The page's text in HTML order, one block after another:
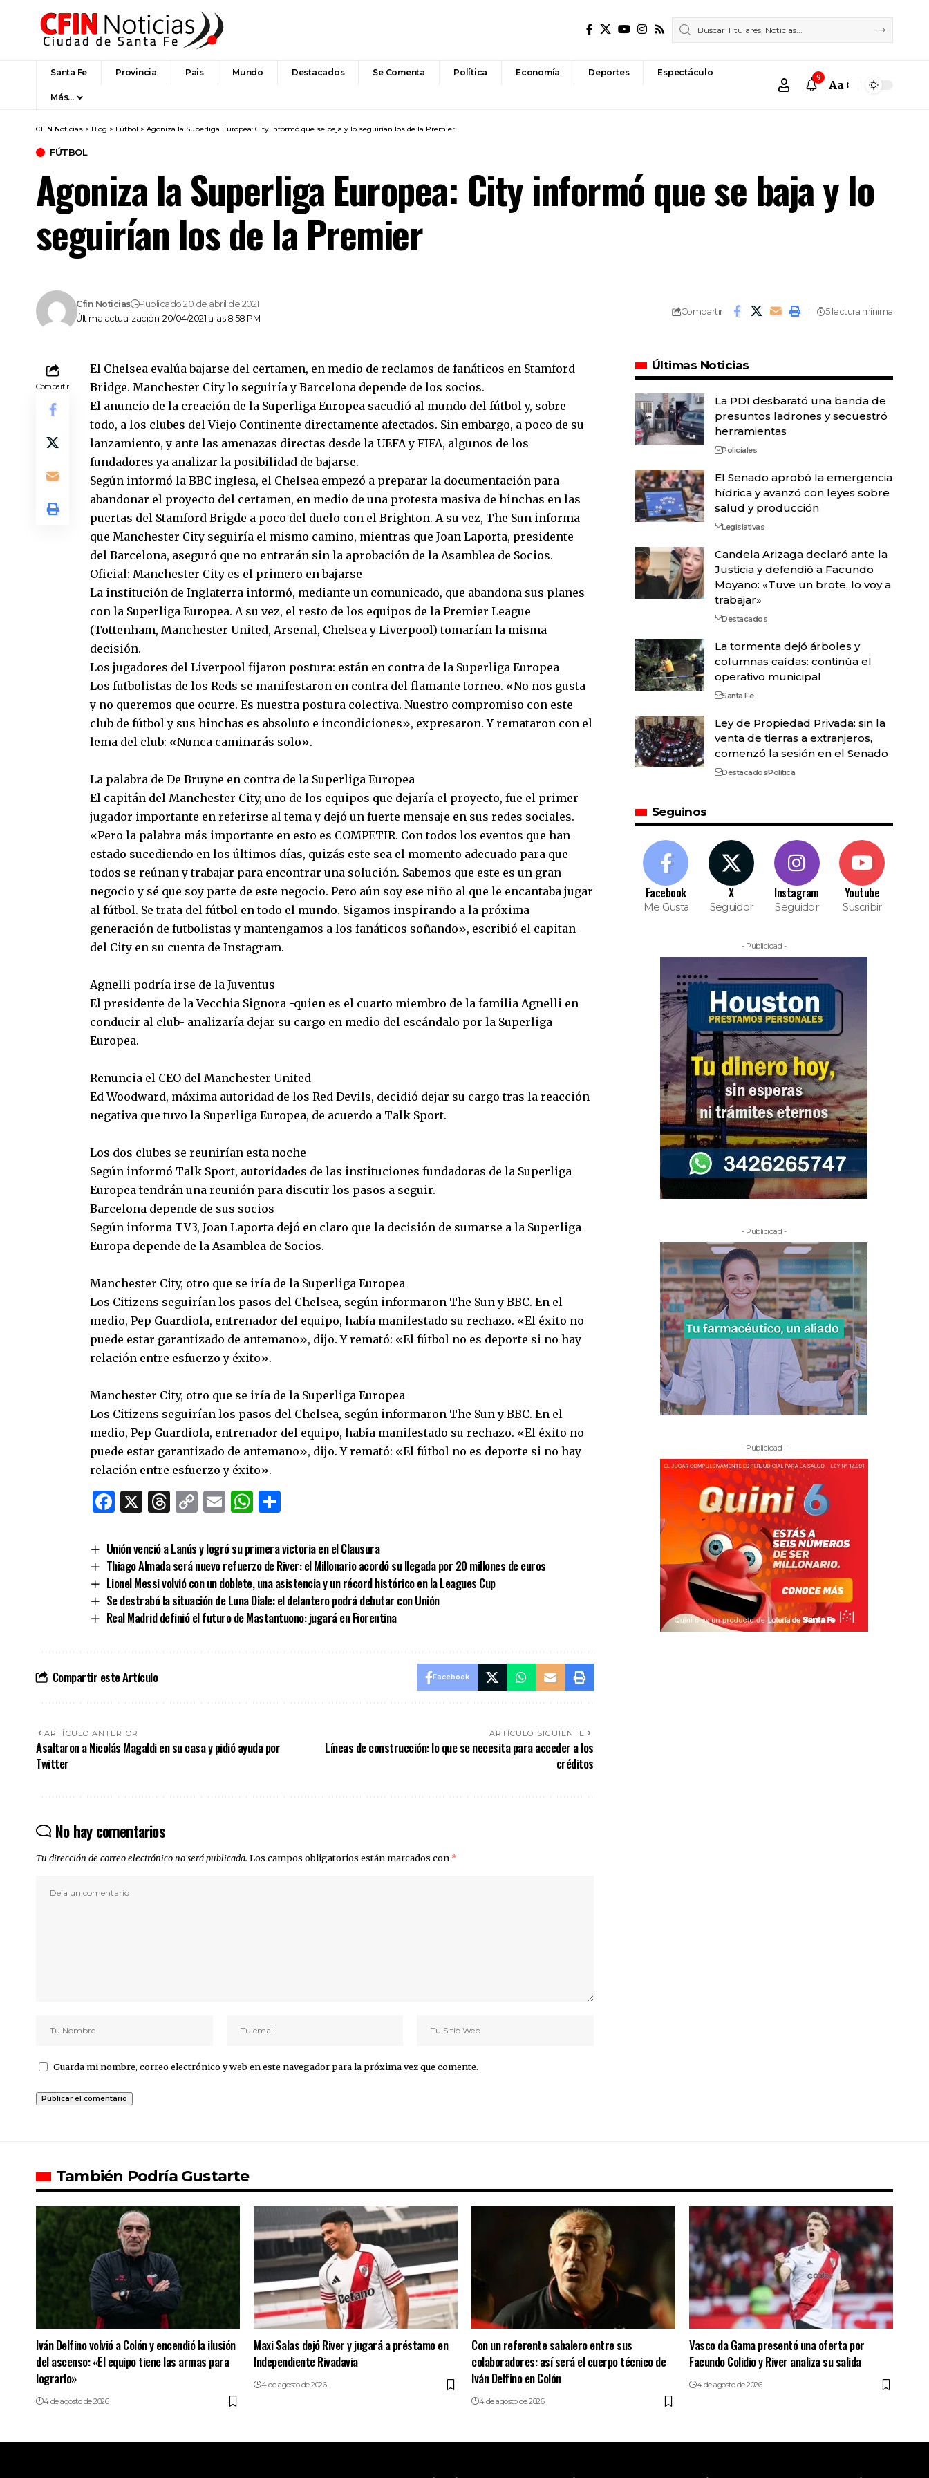
Santa Fe Provincia Pais Mundo Destacados Se Comenta Política Economía Deportes Espectáculo
Más…
9
Font
Aa
CFIN Noticias > Blog > Fútbol > Agoniza la Superliga Europea: City informó que se baja y lo seguirían los de la Premier
FÚTBOL
Agoniza la Superliga Europea: City informó que se baja y lo
seguirían los de la Premier
Última actualización: 20/04/2021 a las 8:58 PM
Cfin Noticias Publicado 20 de abril de 2021
Compartir 5 lectura mínima
Compartir
El Chelsea evalúa bajarse del certamen, en medio de reclamos de fanáticos en Stamford
Bridge. Manchester City lo seguiría y Barcelona depende de los socios.
El anuncio de la creación de la Superliga Europea sacudió al mundo del fútbol y, sobre
todo, a los clubes del Viejo Continente directamente afectados. Sin embargo, a poco de su
lanzamiento, y ante las amenazas directas desde la UEFA y FIFA, algunos de los
fundadores ya analizar la posibilidad de bajarse.
Según informó la BBC inglesa, el Chelsea empezó a preparar la documentación para
abandonar el proyecto del certamen, en medio de una protesta masiva de hinchas en las
puertas del Stamford Brigde a poco del duelo con el Brighton. A su vez, The Sun informa
que Manchester City seguiría el mismo camino, mientras que Joan Laporta, presidente
del Barcelona, aseguró que no entrarán sin la aprobación de la Asamblea de Socios.
Oficial: Manchester City es el primero en bajarse
La institución de Inglaterra informó, mediante un comunicado, que abandona sus planes
con la Superliga Europea. A su vez, el resto de los equipos de la Premier League
(Tottenham, Manchester United, Arsenal, Chelsea y Liverpool) tomarían la misma
decisión.
Los jugadores del Liverpool fijaron postura: están en contra de la Superliga Europea
Los futbolistas de los Reds se manifestaron en contra del flamante torneo. «No nos gusta
y no queremos que ocurre. Es nuestra postura colectiva. Nuestro compromiso con este
club de fútbol y sus hinchas es absoluto e incondiciones», expresaron. Y remataron con el
lema del club: «Nunca caminarás solo».
La palabra de De Bruyne en contra de la Superliga Europea
El capitán del Manchester City, uno de los equipos que dejaría el proyecto, fue el primer
jugador importante en referirse al tema y dejó un fuerte mensaje en sus redes sociales.
«Pero la palabra más importante en esto es COMPETIR. Con todos los eventos que han
estado sucediendo en los últimos días, quizás este sea el momento adecuado para que
todos se reúnan y trabajar para encontrar una solución. Sabemos que este es un gran
negocio y sé que soy parte de este negocio. Pero aún soy ese niño al que le encantaba jugar
al fútbol. Se trata del fútbol en todo el mundo. Sigamos inspirando a la próxima
generación de futbolistas y mantengamos a los fanáticos soñando», escribió el capitan
del City en su cuenta de Instagram.
Agnelli podría irse de la Juventus
El presidente de la Vecchia Signora -quien es el cuarto miembro de la familia Agnelli en
conducir al club- analizaría dejar su cargo en medio del escándalo por la Superliga
Europea.
Renuncia el CEO del Manchester United
Ed Woodward, máxima autoridad de los Red Devils, decidió dejar su cargo tras la reacción
negativa que tuvo la Superliga Europea, de acuerdo a Talk Sport.
Los dos clubes se reunirían esta noche
Según informó Talk Sport, autoridades de las instituciones fundadoras de la Superliga
Europea tendrán una reunión para discutir los pasos a seguir.
Barcelona depende de sus socios
Según informa TV3, Joan Laporta dejó en claro que la decisión de sumarse a la Superliga
Europa depende de la Asamblea de Socios.
Manchester City, otro que se iría de la Superliga Europea
Los Citizens seguirían los pasos del Chelsea, según informaron The Sun y BBC. En el
medio, Pep Guardiola, entrenador del equipo, había manifestado su rechazo. «El éxito no
puede estar garantizado de antemano», dijo. Y remató: «El fútbol no es deporte si no hay
relación entre esfuerzo y éxito».
Manchester City, otro que se iría de la Superliga Europea
Los Citizens seguirían los pasos del Chelsea, según informaron The Sun y BBC. En el
medio, Pep Guardiola, entrenador del equipo, había manifestado su rechazo. «El éxito no
puede estar garantizado de antemano», dijo. Y remató: «El fútbol no es deporte si no hay
relación entre esfuerzo y éxito».
Facebook
X Threads
CopyEmailWhatsApp
Unión venció a Lanús y logró su primera victoria en el Clausura
Thiago Almada será nuevo refuerzo de River: el Millonario acordó su llegada por 20 millones de euros
Lionel Messi volvió con un doblete, una asistencia y un récord histórico en la Leagues Cup
Se destrabó la situación de Luna Diale: el delantero podrá debutar con Unión
Real Madrid definió el futuro de Mastantuono: jugará en Fiorentina
Compartir este Artículo Facebook
ARTÍCULO ANTERIOR
Asaltaron a Nicolás Magaldi en su casa y pidió ayuda por
Twitter
ARTÍCULO SIGUIENTE
Líneas de construcción: lo que se necesita para acceder a los
créditos
No hay comentarios
Tu dirección de correo electrónico no será publicada. Los campos obligatorios están marcados con *
Guarda mi nombre, correo electrónico y web en este navegador para la próxima vez que comente.
Últimas Noticias
La PDI desbarató una banda de
presuntos ladrones y secuestró
herramientas
Policiales
El Senado aprobó la emergencia
hídrica y avanzó con leyes sobre
salud y producción
Legislativas
Candela Arizaga declaró ante la
Justicia y defendió a Facundo
Moyano: «Tuve un brote, lo voy a
trabajar»
Destacados
La tormenta dejó árboles y
columnas caídas: continúa el
operativo municipal
Santa Fe
Ley de Propiedad Privada: sin la
venta de tierras a extranjeros,
comenzó la sesión en el Senado
DestacadosPolítica
Seguinos
Facebook
Me Gusta
X
Seguidor
Instagram
Seguidor
Youtube
Suscribir
- Publicidad -
- Publicidad -
- Publicidad -
También Podría Gustarte
Iván Delfino volvió a Colón y encendió la ilusión
del ascenso: «El equipo tiene las armas para
lograrlo»
4 de agosto de 2026
Maxi Salas dejó River y jugará a préstamo en
Independiente Rivadavia
4 de agosto de 2026
Con un referente sabalero entre sus
colaboradores: así será el cuerpo técnico de
Iván Delfino en Colón
4 de agosto de 2026
Vasco da Gama presentó una oferta por
Facundo Colidio y River analiza su salida
4 de agosto de 2026